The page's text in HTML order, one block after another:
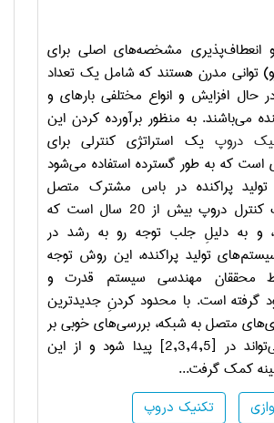
و انعطاف‌پذیری مشخصه‌های اصلی برای
توانی مدرن هستند که شامل یک تعداد
حال افزایش و انواع مختلفی بارهای و
می‌باشند. به منظور برآورده کردن این
دروپ یک استراتژی کنترلی برای
است که به طور گسترده استفاده می‌شود
پراکنده در باس مشترک متصل
می‌شود. تکتنیک کنترل دروپ بیش از 20 سال است که
و به دلیلِ جلب توجه رو به رشد در
تولید پراکنده، این روش توجه
محققان مهندسی سیستم قدرت و
گرفته است. با محدود کردنِ جدیدترین
متصل به شبکه، بررسی‌های خوبی بر
در [2,3,4,5] پیدا شود و از این
کمک گرفت...
تکنیک دروپ